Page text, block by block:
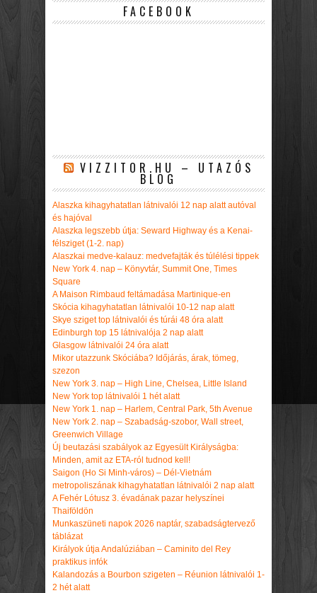
FACEBOOK
VIZZITOR.HU – UTAZÓS
BLOG
Alaszka kihagyhatatlan látnivalói 12 nap alatt autóval
és hajóval
Alaszka legszebb útja: Seward Highway és a Kenai-
félsziget (1-2. nap)
Alaszkai medve-kalauz: medvefajták és túlélési tippek
New York 4. nap – Könyvtár, Summit One, Times
Square
A Maison Rimbaud feltámadása Martinique-en
Skócia kihagyhatatlan látnivalói 10-12 nap alatt
Skye sziget top látnivalói és túrái 48 óra alatt
Edinburgh top 15 látnivalója 2 nap alatt
Glasgow látnivalói 24 óra alatt
Mikor utazzunk Skóciába? Időjárás, árak, tömeg,
szezon
New York 3. nap – High Line, Chelsea, Little Island
New York top látnivalói 1 hét alatt
New York 1. nap – Harlem, Central Park, 5th Avenue
New York 2. nap – Szabadság-szobor, Wall street,
Greenwich Village
Új beutazási szabályok az Egyesült Királyságba:
Minden, amit az ETA-ról tudnod kell!
Saigon (Ho Si Minh-város) – Dél-Vietnám
metropoliszának kihagyhatatlan látnivalói 2 nap alatt
A Fehér Lótusz 3. évadának pazar helyszínei
Thaiföldön
Munkaszüneti napok 2026 naptár, szabadságtervező
táblázat
Királyok útja Andalúziában – Caminito del Rey
praktikus infók
Kalandozás a Bourbon szigeten – Réunion látnivalói 1-
2 hét alatt